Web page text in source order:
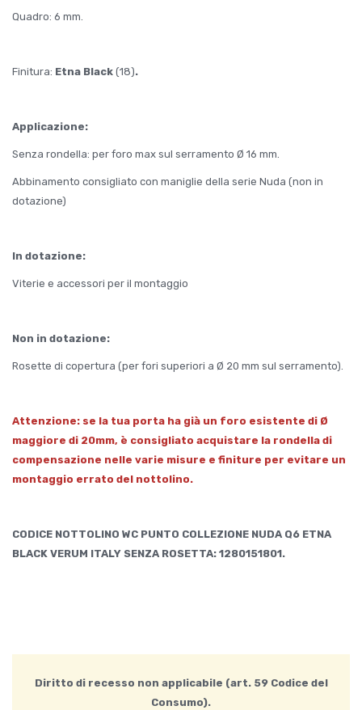
Quadro: 6 mm.
Finitura: Etna Black (18).
Applicazione:
Senza rondella: per foro max sul serramento Ø 16 mm.
Abbinamento consigliato con maniglie della serie Nuda (non in
dotazione)
In dotazione:
Viterie e accessori per il montaggio
Non in dotazione:
Rosette di copertura (per fori superiori a Ø 20 mm sul serramento).
Attenzione: se la tua porta ha già un foro esistente di Ø
maggiore di 20mm, è consigliato acquistare la rondella di
compensazione nelle varie misure e finiture per evitare un
montaggio errato del nottolino.
CODICE NOTTOLINO WC PUNTO COLLEZIONE NUDA Q6 ETNA
BLACK VERUM ITALY SENZA ROSETTA: 1280151801.
Diritto di recesso non applicabile (art. 59 Codice del
Consumo).